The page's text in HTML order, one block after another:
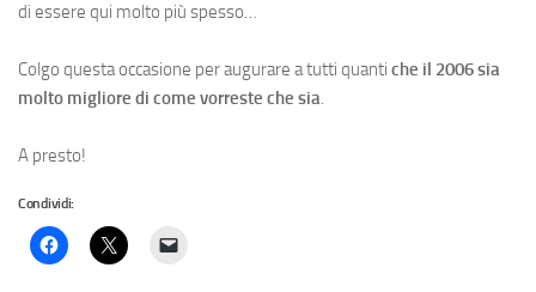
di essere qui molto più spesso…
Colgo questa occasione per augurare a tutti quanti che il 2006 sia
molto migliore di come vorreste che sia.
A presto!
Condividi: